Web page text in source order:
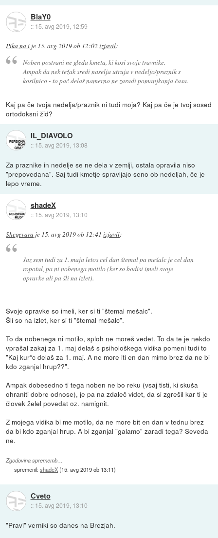
BlaY0
:: 15. avg 2019, 12:59
Pika na i je 15. avg 2019 ob 12:02 izjavil:
Noben postrani ne gleda kmeta, ki kosi svoje travnike.
Ampak da nek težak sredi naselja utruja v nedeljo/praznik s
kosilnico - to pač delaš namerno ne zaradi pomanjkanja časa.
Kaj pa če tvoja nedelja/praznik ni tudi moja? Kaj pa če je tvoj sosed
ortodoksni žid?
IL_DIAVOLO
:: 15. avg 2019, 13:08
Za praznike in nedelje se ne dela v zemlji, ostala opravila niso
"prepovedana". Saj tudi kmetje spravljajo seno ob nedeljah, če je
lepo vreme.
shadeX
:: 15. avg 2019, 13:10
Shegevara je 15. avg 2019 ob 12:41 izjavil:
Jaz sem tudi za 1. maja letos cel dan štemal pa mešalc je cel dan
ropotal, pa ni nobenega motilo (ker so bodisi imeli svoje
opravke ali pa šli na izlet).
Svoje opravke so imeli, ker si ti "štemal mešalc".
Šli so na izlet, ker si ti "štemal mešalc".
To da nobenega ni motilo, sploh ne moreš vedet. To da te je nekdo
vprašal zakaj za 1. maj delaš s psihološkega vidika pomeni tudi to
"Kaj kur*c delaš za 1. maj. A ne more iti en dan mimo brez da ne bi
kdo zganjal hrup??".
Ampak dobesedno ti tega noben ne bo reku (vsaj tisti, ki skuša
ohraniti dobre odnose), je pa na zdaleč videt, da si zgrešil kar ti je
človek želel povedat oz. namignit.
Z mojega vidika bi me motilo, da ne more bit en dan v tednu brez
da bi kdo zganjal hrup. A bi zganjal "galamo" zaradi tega? Seveda
ne.
Zgodovina sprememb…
spremenil:shadeX(15. avg 2019 ob 13:11)
Cveto
:: 15. avg 2019, 13:10
"Pravi" verniki so danes na Brezjah.